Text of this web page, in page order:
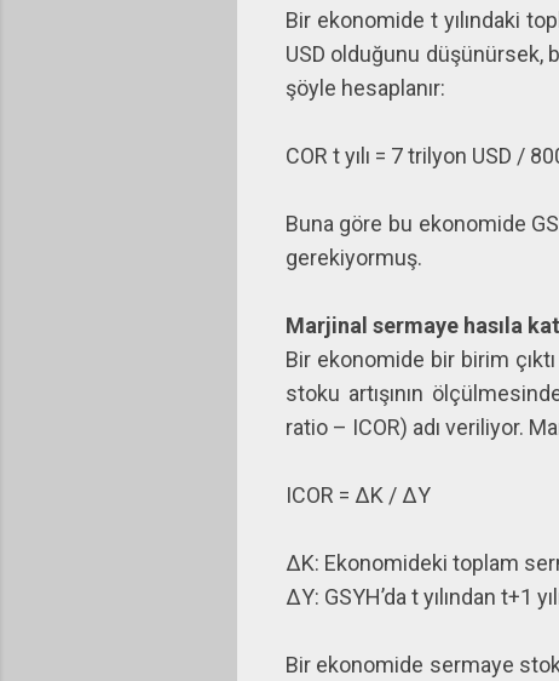
Bir ekonomide t yılındaki
USD olduğunu düşünürsek,
şöyle hesaplanır:
COR t yılı = 7 trilyon USD /
Buna göre bu ekonomide
gerekiyormuş.
Marjinal sermaye hasıla
Bir ekonomide bir birim
stoku artışının
ratio – ICOR) adı veriliyor.
ICOR = ΔK / ΔY
ΔK: Ekonomideki toplam
ΔY: GSYH’da t yılından t+1
Bir ekonomide sermaye